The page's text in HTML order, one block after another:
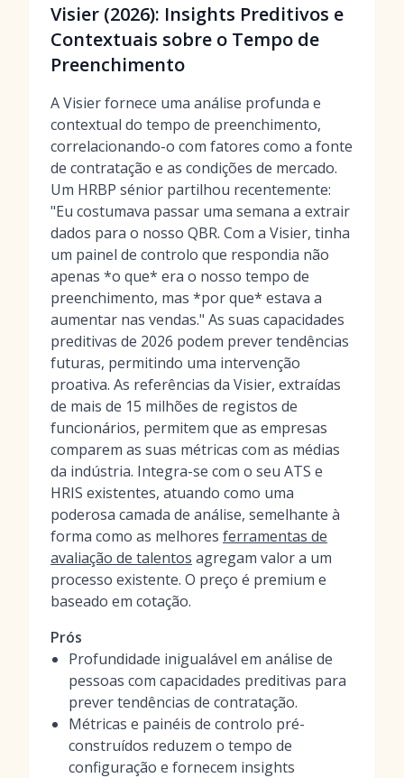
Visier (2026): Insights Preditivos e
Contextuais sobre o Tempo de
Preenchimento
A Visier fornece uma análise profunda e
contextual do tempo de preenchimento,
correlacionando-o com fatores como a fonte
de contratação e as condições de mercado.
Um HRBP sénior partilhou recentemente:
"Eu costumava passar uma semana a extrair
dados para o nosso QBR. Com a Visier, tinha
um painel de controlo que respondia não
apenas *o que* era o nosso tempo de
preenchimento, mas *por que* estava a
aumentar nas vendas." As suas capacidades
preditivas de 2026 podem prever tendências
futuras, permitindo uma intervenção
proativa. As referências da Visier, extraídas
de mais de 15 milhões de registos de
funcionários, permitem que as empresas
comparem as suas métricas com as médias
da indústria. Integra-se com o seu ATS e
HRIS existentes, atuando como uma
poderosa camada de análise, semelhante à
forma como as melhores ferramentas de
avaliação de talentos agregam valor a um
processo existente. O preço é premium e
baseado em cotação.
Prós
Profundidade inigualável em análise de
pessoas com capacidades preditivas para
prever tendências de contratação.
Métricas e painéis de controlo pré-
construídos reduzem o tempo de
configuração e fornecem insights